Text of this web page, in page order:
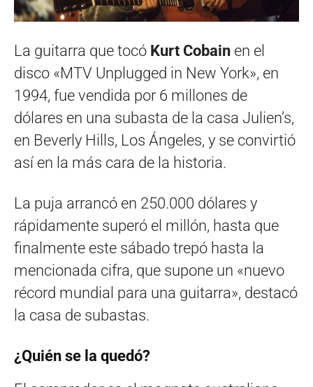
La guitarra que tocó Kurt Cobain en el
disco «MTV Unplugged in New York», en
1994, fue vendida por 6 millones de
dólares en una subasta de la casa Julien’s,
en Beverly Hills, Los Ángeles, y se convirtió
así en la más cara de la historia.
La puja arrancó en 250.000 dólares y
rápidamente superó el millón, hasta que
finalmente este sábado trepó hasta la
mencionada cifra, que supone un «nuevo
récord mundial para una guitarra», destacó
la casa de subastas.
¿Quién se la quedó?